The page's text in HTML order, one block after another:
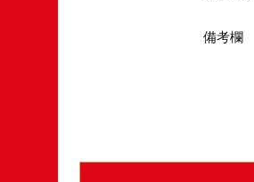
備考欄